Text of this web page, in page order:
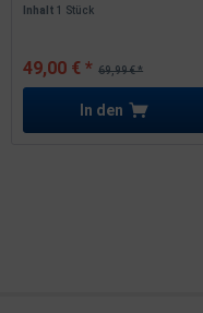
Inhalt1 Stück
69,99 € *
49,00 € *
In den